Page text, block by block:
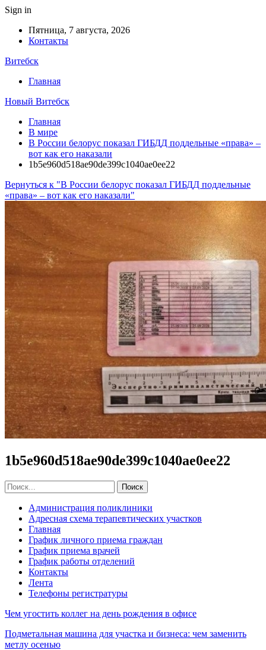
Sign in
Пятница, 7 августа, 2026
Контакты
Витебск
Главная
Новый Витебск
Главная
В мире
В России белорус показал ГИБДД поддельные «права» –
вот как его наказали
1b5e960d518ae90de399c1040ae0ee22
Вернуться к "В России белорус показал ГИБДД поддельные
«права» – вот как его наказали"
1b5e960d518ae90de399c1040ae0ee22
Администрация поликлиники
Адресная схема терапевтических участков
Главная
График личного приема граждан
График приема врачей
График работы отделений
Контакты
Лента
Телефоны регистратуры
Чем угостить коллег на день рождения в офисе
Подметальная машина для участка и бизнеса: чем заменить
метлу осенью